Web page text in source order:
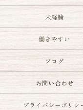
未経験
働きやすい
ブログ
お問い合わせ
プライバシーポリシ